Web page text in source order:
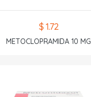
$ 1.72
METOCLOPRAMIDA 10 MG